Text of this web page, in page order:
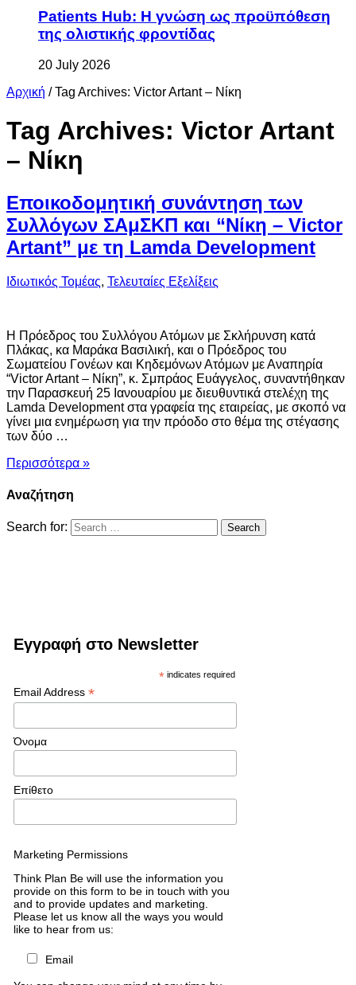
Patients Hub: Η γνώση ως προϋπόθεση
της ολιστικής φροντίδας
20 July 2026
Αρχική / Tag Archives: Victor Artant – Νίκη
Tag Archives: Victor Artant
– Νίκη
Εποικοδομητική συνάντηση των
Συλλόγων ΣΑμΣΚΠ και “Νίκη – Victor
Artant” με τη Lamda Development
Ιδιωτικός Τομέας, Τελευταίες Εξελίξεις
Η Πρόεδρος του Συλλόγου Ατόμων με Σκλήρυνση κατά
Πλάκας, κα Μαράκα Βασιλική, και ο Πρόεδρος του
Σωματείου Γονέων και Κηδεμόνων Ατόμων με Αναπηρία
“Victor Artant – Νίκη”, κ. Σμπράος Ευάγγελος, συναντήθηκαν
την Παρασκευή 25 Ιανουαρίου με διευθυντικά στελέχη της
Lamda Development στα γραφεία της εταιρείας, με σκοπό να
γίνει μια ενημέρωση για την πρόοδο στο θέμα της στέγασης
των δύο …
Περισσότερα »
Αναζήτηση
Search for:
Εγγραφή στο Newsletter
* indicates required
Email Address *
Όνομα
Επίθετο
Marketing Permissions
Think Plan Be will use the information you
provide on this form to be in touch with you
and to provide updates and marketing.
Please let us know all the ways you would
like to hear from us:
Email